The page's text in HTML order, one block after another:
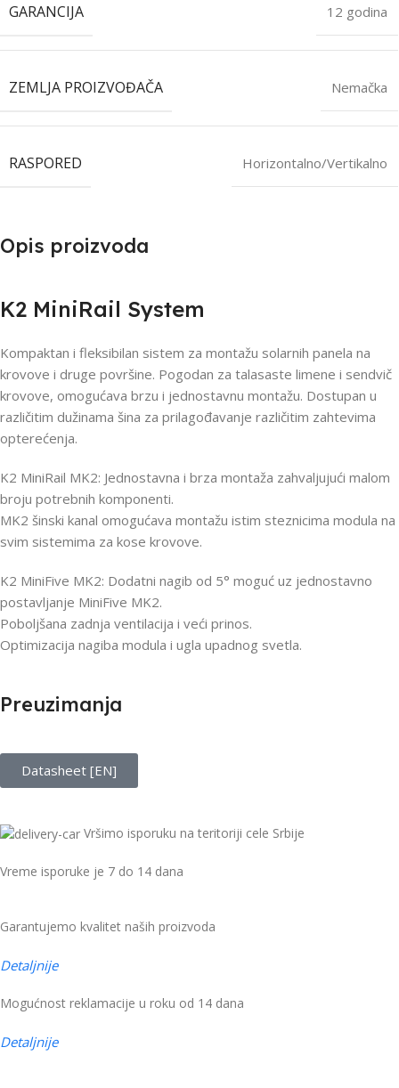
GARANCIJA 12 godina
ZEMLJA PROIZVOĐAČA Nemačka
RASPORED Horizontalno/Vertikalno
Opis proizvoda
K2 MiniRail System
Kompaktan i fleksibilan sistem za montažu solarnih panela na
krovove i druge površine. Pogodan za talasaste limene i sendvič
krovove, omogućava brzu i jednostavnu montažu. Dostupan u
različitim dužinama šina za prilagođavanje različitim zahtevima
opterećenja.
K2 MiniRail MK2: Jednostavna i brza montaža zahvaljujući malom
broju potrebnih komponenti.
MK2 šinski kanal omogućava montažu istim steznicima modula na
svim sistemima za kose krovove.
K2 MiniFive MK2: Dodatni nagib od 5° moguć uz jednostavno
postavljanje MiniFive MK2.
Poboljšana zadnja ventilacija i veći prinos.
Optimizacija nagiba modula i ugla upadnog svetla.
Preuzimanja
Datasheet [EN]
Vršimo isporuku na teritoriji cele Srbije
Vreme isporuke je 7 do 14 dana
Garantujemo kvalitet naših proizvoda
Detaljnije
Mogućnost reklamacije u roku od 14 dana
Detaljnije